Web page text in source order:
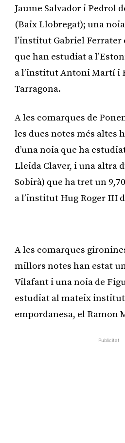
Jaume Salvador i Pedrol
(Baix Llobregat); una
l’institut Gabriel Ferrater
que han estudiat a
a l’institut Antoni Martí i
Tarragona.
A les comarques de
les dues notes més altes
d’una noia que ha
Lleida Claver, i una altra
Sobirà) que ha tret un
a l’institut Hug Roger III
A les comarques
millors notes han estat un
Vilafant i una noia de
estudiat al mateix
empordanesa, el Ramon
Publicitat